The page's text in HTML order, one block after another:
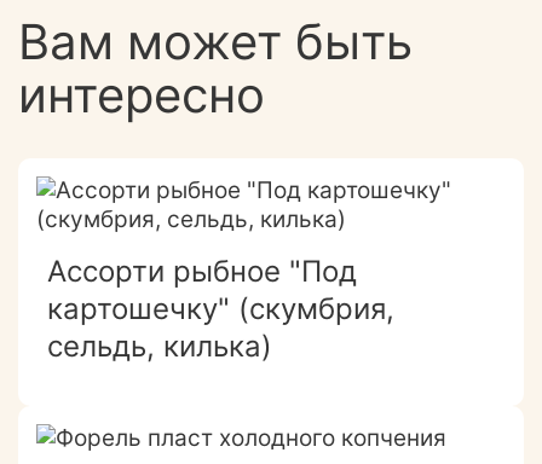
Вам может быть
интересно
Ассорти рыбное "Под
картошечку" (скумбрия,
сельдь, килька)